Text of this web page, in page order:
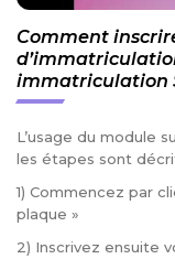
Comment
immatriculation
L’usage du module
les étapes sont
1) Commencez par
plaque »
2) Inscrivez ensuite